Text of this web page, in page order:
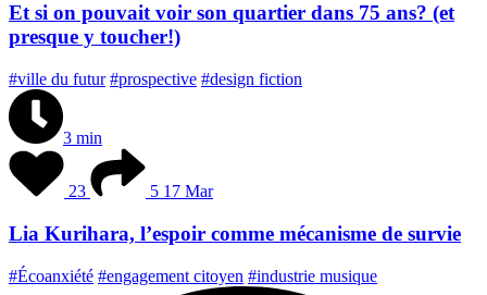
Et si on pouvait voir son quartier dans 75 ans? (et
presque y toucher!)
#ville du futur #prospective #design fiction
3 min
23 5 17 Mar
Lia Kurihara, l’espoir comme mécanisme de survie
#Écoanxiété #engagement citoyen #industrie musique